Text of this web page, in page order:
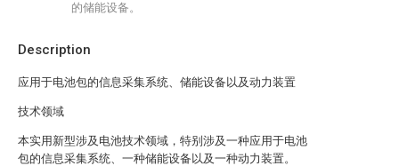
Description
应用于电池包的信息采集系统、储能设备以及动力装置
技术领域
本实用新型涉及电池技术领域，特别涉及一种应用于电池
包的信息采集系统、一种储能设备以及一种动力装置。
的储能设备。